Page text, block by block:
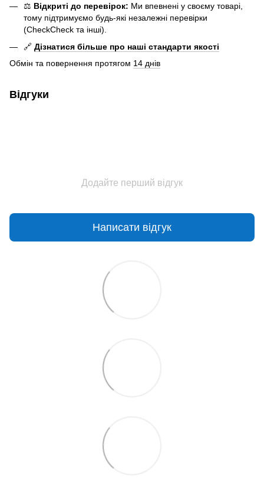
⚖️ Відкриті до перевірок: Ми впевнені у своєму товарі,
тому підтримуємо будь-які незалежні перевірки
(CheckCheck та інші).
🔗 Дізнатися більше про наші стандарти якості
Обмін та повернення протягом 14 днів
Відгуки
Додайте перший відгук
Написати відгук